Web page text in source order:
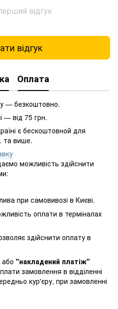
відгук
відгук
Оплата
— безкоштовно.
— від 75 грн.
є бескоштовной для
та више.
можливість здійснити
при самовивозі в Києві.
оплати в терміналах
здійснити оплату в
або "накладений платіж"
замовлення в відділенні
кур'єру, при замовленні